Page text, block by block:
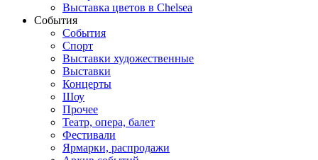
Выставка цветов в Chelsea
События
События
Спорт
Выставки художественные
Выставки
Концерты
Шоу
Прочее
Театр, опера, балет
Фестивали
Ярмарки, распродажи